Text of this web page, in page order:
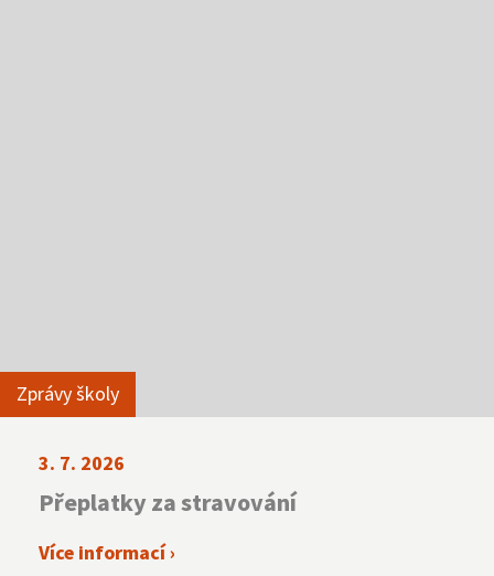
Zprávy školy
3. 7. 2026
Přeplatky za stravování
Více informací ›